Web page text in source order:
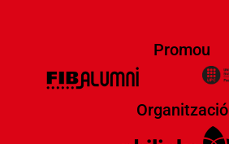
Promou
Organització